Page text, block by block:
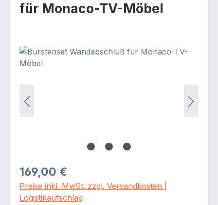
für Monaco-TV-Möbel
Bildergalerie überspringen
Regulärer Preis:
169,00 €
Preise inkl. MwSt. zzgl. Versandkosten |
Logistikaufschlag